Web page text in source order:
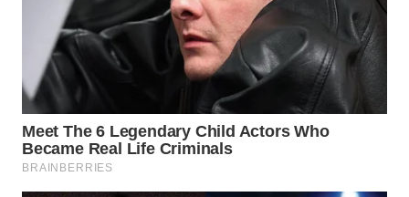
BORNEO
Wahana
Group
WAHANA
NEWS